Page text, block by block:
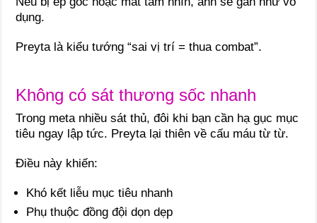
dụng.
Preyta là kiểu tướng “sai vị trí = thua combat”.
Không có sát thương sốc nhanh
Trong meta nhiều sát thủ, đôi khi bạn cần hạ gục mục
tiêu ngay lập tức. Preyta lại thiên về cấu máu từ từ.
Điều này khiến:
Khó kết liễu mục tiêu nhanh
Phụ thuộc đồng đội dọn dẹp